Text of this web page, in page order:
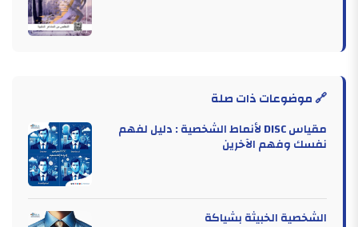
🔗 موضوعات ذات صلة
مقياس DISC لأنماط الشخصية : دليل لفهم
نفسك وفهم الآخرين
الشخصية الخبيثة بشياكة